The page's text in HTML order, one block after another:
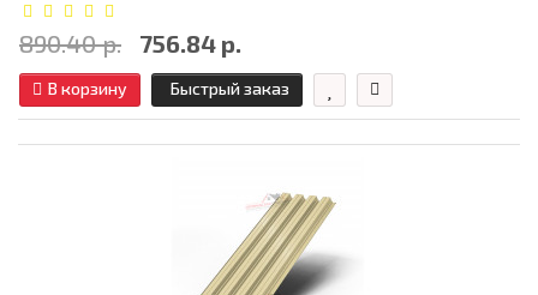
890.40 р. 756.84 р.
В корзину Быстрый заказ